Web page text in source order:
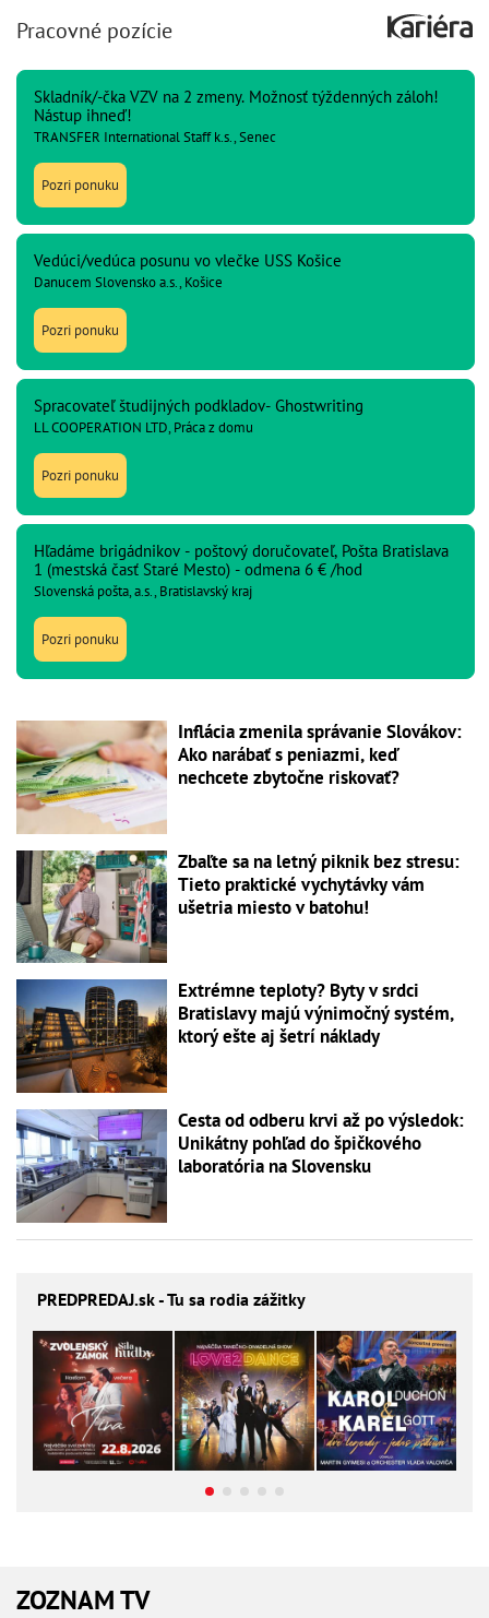
Pracovné pozície
Skladník/-čka VZV na 2 zmeny. Možnosť týždenných záloh!
Nástup ihneď!
TRANSFER International Staff k.s., Senec
Pozri ponuku
Vedúci/vedúca posunu vo vlečke USS Košice
Danucem Slovensko a.s., Košice
Pozri ponuku
Spracovateľ študijných podkladov- Ghostwriting
LL COOPERATION LTD, Práca z domu
Pozri ponuku
Hľadáme brigádnikov - poštový doručovateľ, Pošta Bratislava
1 (mestská časť Staré Mesto) - odmena 6 € /hod
Slovenská pošta, a.s., Bratislavský kraj
Pozri ponuku
Inflácia zmenila správanie Slovákov:
Ako narábať s peniazmi, keď
nechcete zbytočne riskovať?
Zbaľte sa na letný piknik bez stresu:
Tieto praktické vychytávky vám
ušetria miesto v batohu!
Extrémne teploty? Byty v srdci
Bratislavy majú výnimočný systém,
ktorý ešte aj šetrí náklady
Cesta od odberu krvi až po výsledok:
Unikátny pohľad do špičkového
laboratória na Slovensku
PREDPREDAJ.sk - Tu sa rodia zážitky
ZOZNAM TV